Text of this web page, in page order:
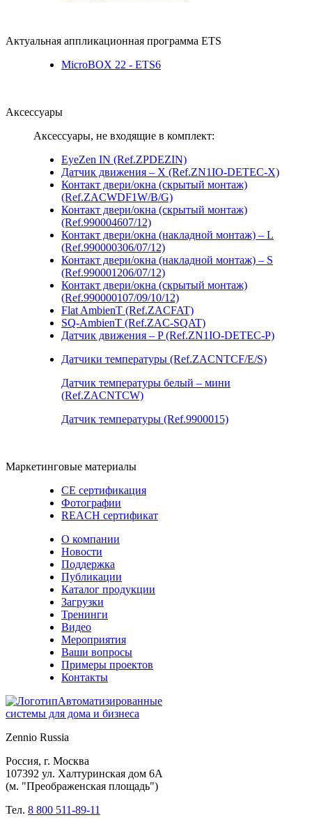
Актуальная аппликационная программа ETS
MicroBOX 22 - ETS6
Аксессуары
Аксессуары, не входящие в комплект:
EyeZen IN (Ref.ZPDEZIN)
Датчик движения – X (Ref.ZN1IO-DETEC-X)
Контакт двери/окна (скрытый монтаж)
(Ref.ZACWDF1W/B/G)
Контакт двери/окна (скрытый монтаж)
(Ref.990004607/12)
Контакт двери/окна (накладной монтаж) – L
(Ref.990000306/07/12)
Контакт двери/окна (накладной монтаж) – S
(Ref.990001206/07/12)
Контакт двери/окна (скрытый монтаж)
(Ref.990000107/09/10/12)
Flat AmbienT (Ref.ZACFAT)
SQ-AmbienT (Ref.ZAC-SQAT)
Датчик движения – P (Ref.ZN1IO-DETEC-P)
Датчики температуры (Ref.ZACNTCF/E/S)
Датчик температуры белый – мини
(Ref.ZACNTCW)
Датчик температуры (Ref.9900015)
Маркетинговые материалы
CE сертификация
Фотографии
REACH сертификат
О компании
Новости
Поддержка
Публикации
Каталог продукции
Загрузки
Тренинги
Видео
Мероприятия
Ваши вопросы
Примеры проектов
Контакты
Автоматизированные
системы для дома и бизнеса
Zennio Russia
Россия, г. Москва
107392 ул. Халтуринская дом 6А
(м. "Преображенская площадь")
Тел. 8 800 511-89-11